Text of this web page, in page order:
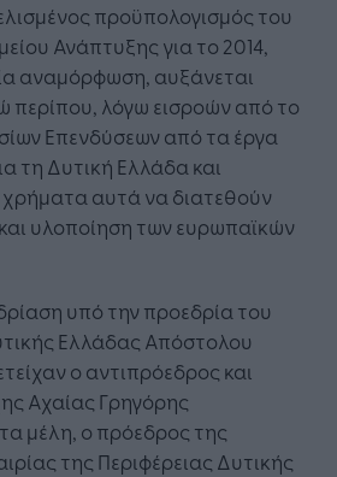
προϋπολογισμός του
Ανάπτυξης για το 2014,
αναμόρφωση, αυξάνεται
περίπου, λόγω εισροών από το
Επενδύσεων από τα έργα
τη Δυτική Ελλάδα και
αυτά να διατεθούν
και υλοποίηση των ευρωπαϊκών
υπό την προεδρία του
Ελλάδας Απόστολου
ο αντιπρόεδρος και
Αχαίας Γρηγόρης
μέλη, ο πρόεδρος της
της Περιφέρειας Δυτικής